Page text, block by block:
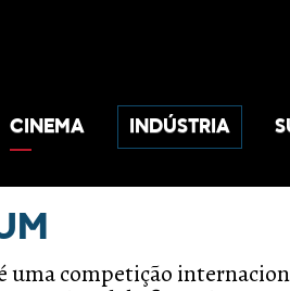
CINEMA INDÚSTRIA
uma competição